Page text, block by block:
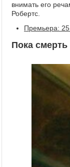
внимать его
Робертс.
Премьера:
Пока смерть